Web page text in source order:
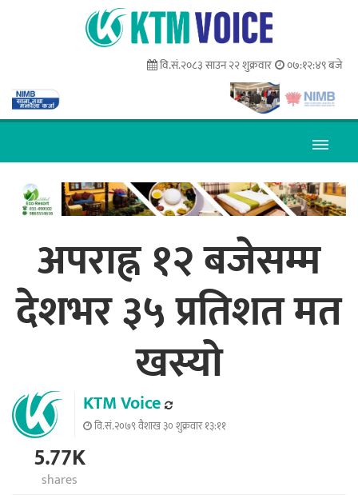
वि.सं.२०८३ साउन २२ शुक्रवार ०७:१२:५० बजे
अपराह्न १२ बजेसम्म
देशभर ३५ प्रतिशत मत
खस्यो
KTM Voice
वि.सं.२०७९ वैशाख ३० शुक्रवार १३:११
5.77K
shares